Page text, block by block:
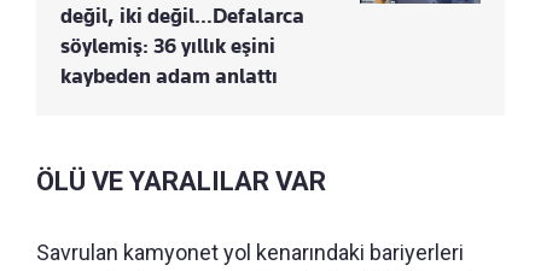
değil, iki değil…Defalarca
söylemiş: 36 yıllık eşini
kaybeden adam anlattı
ÖLÜ VE YARALILAR VAR
Savrulan kamyonet yol kenarındaki bariyerleri